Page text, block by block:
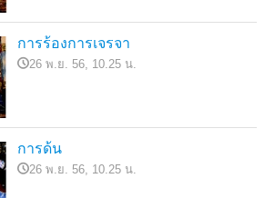
การร้องการเจรจา
26 พ.ย. 56, 10.25 น.
การด้น
26 พ.ย. 56, 10.25 น.